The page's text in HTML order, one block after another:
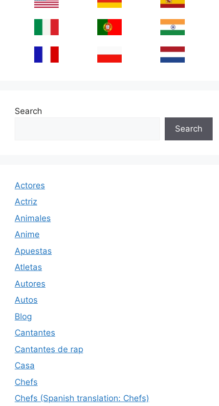
Search
Search
Actores
Actriz
Animales
Anime
Apuestas
Atletas
Autores
Autos
Blog
Cantantes
Cantantes de rap
Casa
Chefs
Chefs (Spanish translation: Chefs)